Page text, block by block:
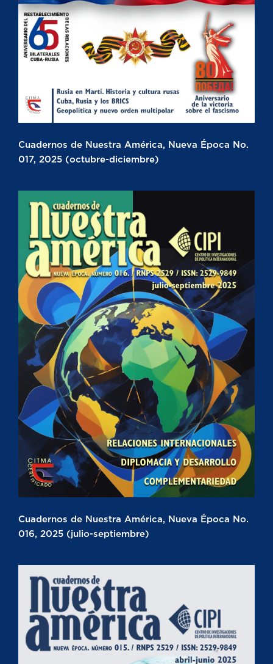
Cuadernos de Nuestra América, Nueva Época No.
017, 2025 (octubre-diciembre)
Cuadernos de Nuestra América, Nueva Época No.
016, 2025 (julio-septiembre)